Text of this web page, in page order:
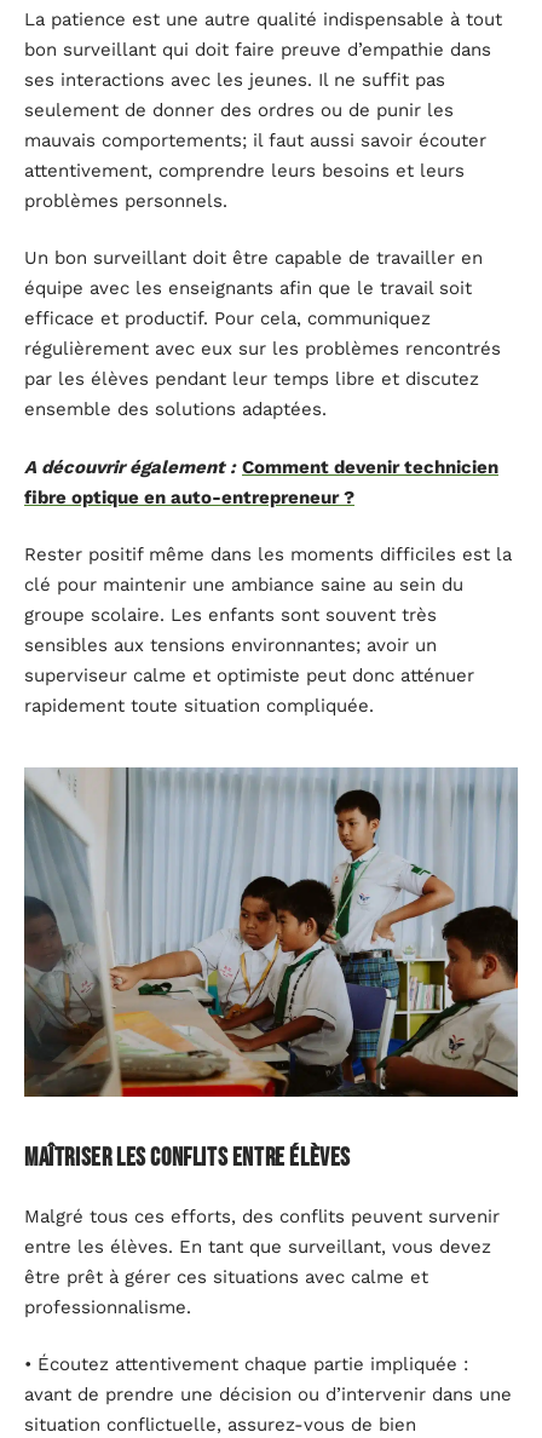
La patience est une autre qualité indispensable à tout
bon surveillant qui doit faire preuve d’empathie dans
ses interactions avec les jeunes. Il ne suffit pas
seulement de donner des ordres ou de punir les
mauvais comportements; il faut aussi savoir écouter
attentivement, comprendre leurs besoins et leurs
problèmes personnels.
Un bon surveillant doit être capable de travailler en
équipe avec les enseignants afin que le travail soit
efficace et productif. Pour cela, communiquez
régulièrement avec eux sur les problèmes rencontrés
par les élèves pendant leur temps libre et discutez
ensemble des solutions adaptées.
A découvrir également : Comment devenir technicien
fibre optique en auto-entrepreneur ?
Rester positif même dans les moments difficiles est la
clé pour maintenir une ambiance saine au sein du
groupe scolaire. Les enfants sont souvent très
sensibles aux tensions environnantes; avoir un
superviseur calme et optimiste peut donc atténuer
rapidement toute situation compliquée.
Maîtriser les conflits entre élèves
Malgré tous ces efforts, des conflits peuvent survenir
entre les élèves. En tant que surveillant, vous devez
être prêt à gérer ces situations avec calme et
professionnalisme.
• Écoutez attentivement chaque partie impliquée :
avant de prendre une décision ou d’intervenir dans une
situation conflictuelle, assurez-vous de bien